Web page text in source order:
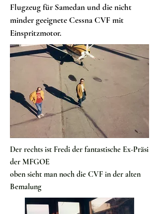
Flugzeug für Samedan und die nicht
minder geeignete Cessna CVF mit
Einspritzmotor.
Der rechts ist Fredi der fantastische Ex-Präsi
der MFGOE
oben sieht man noch die CVF in der alten
Bemalung